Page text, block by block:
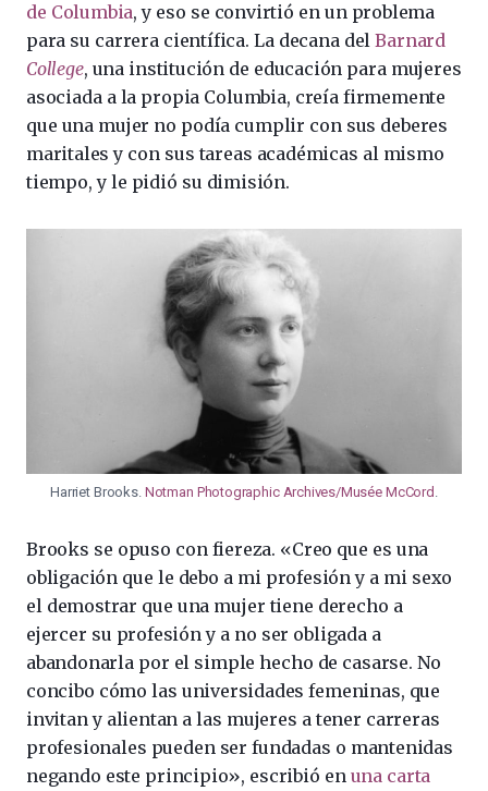
de Columbia, y eso se convirtió en un problema
para su carrera científica. La decana delBarnard
College, una institución de educación para mujeres
asociada a la propia Columbia, creía firmemente
que una mujer no podía cumplir con sus deberes
maritales y con sus tareas académicas al mismo
tiempo, y le pidió su dimisión.
Harriet Brooks. Notman Photographic Archives/Musée McCord
Brooks se opuso con fiereza. «Creo que es una
obligación que le debo a mi profesión y a mi sexo
el demostrar que una mujer tiene derecho a
ejercer su profesión y a no ser obligada a
abandonarla por el simple hecho de casarse. No
concibo cómo las universidades femeninas, que
invitan y alientan a las mujeres a tener carreras
profesionales pueden ser fundadas o mantenidas
negando este principio», escribió en una carta